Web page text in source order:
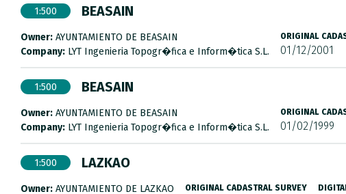
1:500 BEASAIN
Owner: AYUNTAMIENTO DE BEASAIN
Company: LYT Ingenieria Topogr�fica e Inform�tica S.L.
ORIGINAL
01/12/2001
1:500 BEASAIN
Owner: AYUNTAMIENTO DE BEASAIN
Company: LYT Ingenieria Topogr�fica e Inform�tica S.L.
ORIGINAL
01/02/1999
1:500 LAZKAO
Owner: AYUNTAMIENTO DE LAZKAO ORIGINAL CADASTRAL SURVEY